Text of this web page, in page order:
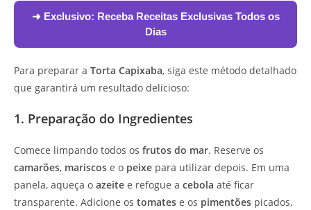
➜ Exclusivo: Receba Receitas Exclusivas Todos os
Dias
Para preparar a Torta Capixaba, siga este método detalhado
que garantirá um resultado delicioso:
1. Preparação do Ingredientes
Comece limpando todos os frutos do mar. Reserve os
camarões, mariscos e o peixe para utilizar depois. Em uma
panela, aqueça o azeite e refogue a cebola até ficar
transparente. Adicione os tomates e os pimentões picados,